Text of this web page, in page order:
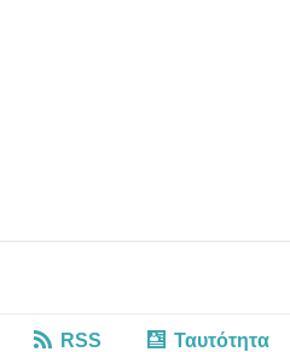
RSS Ταυτότητα